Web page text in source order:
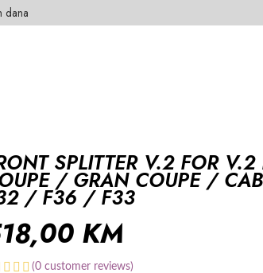
dana
SPLITTER V.2 FOR
/ GRAN COUPE /
/ F36 / F33
KM
(0 customer reviews)